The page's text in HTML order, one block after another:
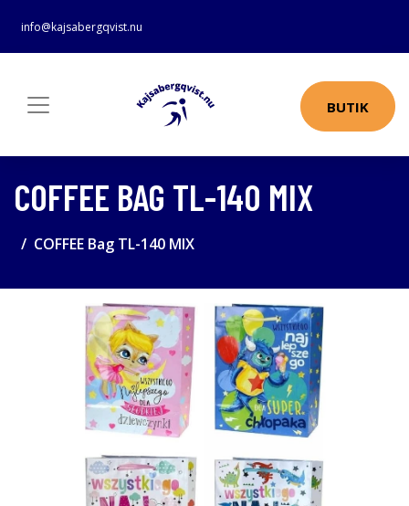
info@kajsabergqvist.nu
BUTIK
COFFEE BAG TL-140 MIX
COFFEE Bag TL-140 MIX